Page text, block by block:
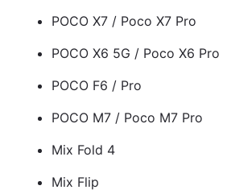
POCO X7 / Poco X7 Pro
POCO X6 5G / Poco X6 Pro
POCO F6 / Pro
POCO M7 / Poco M7 Pro
Mix Fold 4
Mix Flip